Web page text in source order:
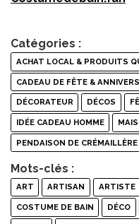
Catégories :
ACHAT LOCAL & PRODUITS
CADEAU DE FÊTE &
DÉCORATEUR DÉCOS
IDÉE CADEAU HOMME
PENDAISON DE CRÉMAILLÈRE
Mots-clés :
ART ARTISAN ARTISTE
COSTUME DE BAIN DÉCO